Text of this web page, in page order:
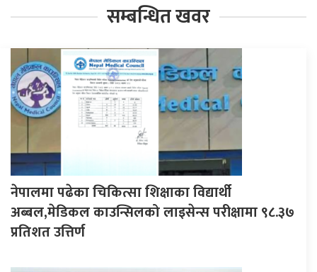
सम्बन्धित खवर
नेपालमा पढेका चिकित्सा शिक्षाका विद्यार्थी
अब्बल,मेडिकल काउन्सिलको लाइसेन्स परीक्षामा ९८.३७
प्रतिशत उत्तिर्ण